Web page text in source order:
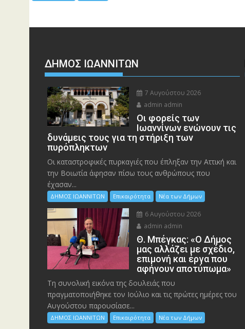
ΔΗΜΟΣ ΙΩΑΝΝΙΤΩΝ
7 Αυγούστου 2026
admin admin
Οι φορείς των
Ιωαννίνων ενώνουν τις
δυνάμεις τους για τη στήριξη των
πυρόπληκτων
Οι καταστροφικές πυρκαγιές που έπληξαν την Αττική και
την Bοιωτία άφησαν πίσω τους ανθρώπους που
έχασαν...
ΔΗΜΟΣ ΙΩΑΝΝΙΤΩΝ Επικαιρότητα Νέα των Δήμων
6 Αυγούστου 2026
admin admin
Θ. Μπέγκας: «Ο Δήμος
μας αλλάζει με σχέδιο,
επιμονή και έργα που
αφήνουν αποτύπωμα»
Τη συνολική εικόνα της δουλειάς που
πραγματοποιήθηκε τον Ιούλιο και τις πρώτες ημέρες του
Αυγούστου παρουσίασε...
ΔΗΜΟΣ ΙΩΑΝΝΙΤΩΝ Επικαιρότητα Νέα των Δήμων